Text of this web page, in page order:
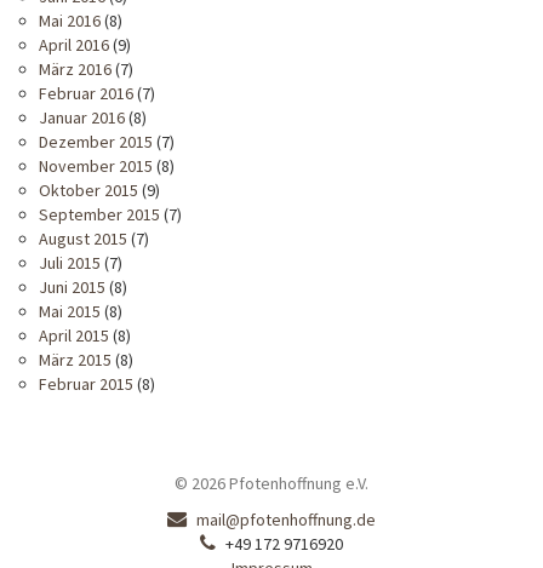
Mai 2016(8)
April 2016(9)
März 2016(7)
Februar 2016(7)
Januar 2016(8)
Dezember 2015 (7)
November 2015 (8)
Oktober 2015 (9)
September 2015 (7)
August 2015 (7)
Juli 2015 (7)
Juni 2015 (8)
Mai 2015 (8)
April 2015 (8)
März 2015 (8)
Februar 2015 (8)
© 2026 Pfotenhoffnung e.V.
Kontakt
E-
mail@pfotenhoffnung.de
Kontakt
+49 172 9716920